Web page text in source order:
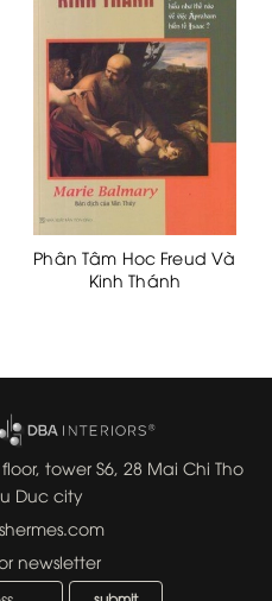
Phân Tâm Hoc Freud Và
Kinh Thánh
tower S6, 28 Mai Chi Tho
Duc city
newsletter